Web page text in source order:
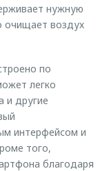
нужную
очищает воздух
по
легко
и другие
интерфейсом и
того,
благодаря